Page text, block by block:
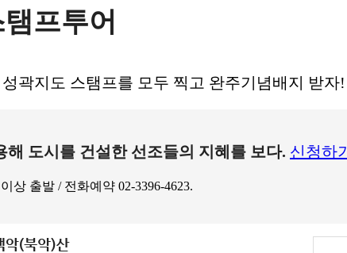
프투어
곽지도 스탬프를 모두 찍고 완주기념배지 받자!
도시를 건설한 선조들의 지혜를 보다. 신청하기
상 출발 / 전화예약 02-3396-4623.